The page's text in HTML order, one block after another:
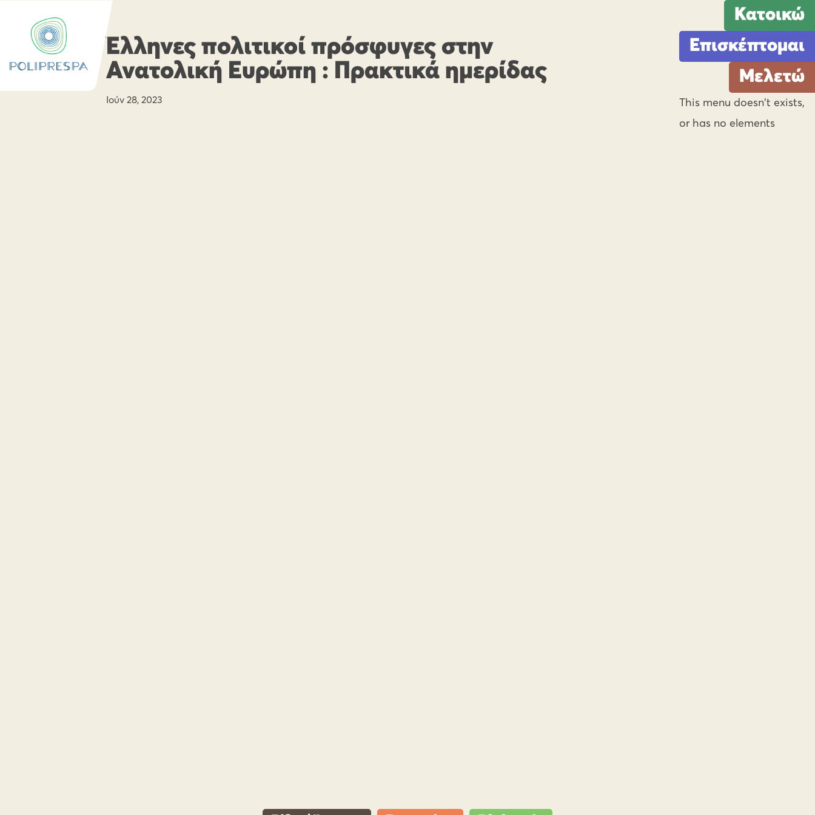
Κατοικώ
Επισκέπτομαι
Μελετώ
This menu doesn't exists,
or has no elements
Έλληνες πολιτικοί πρόσφυγες στην
Ανατολική Ευρώπη : Πρακτικά ημερίδας
Ιούν 28, 2023